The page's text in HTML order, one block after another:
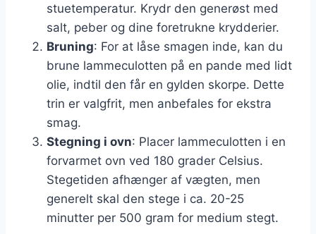
stuetemperatur. Krydr den generøst med
salt, peber og dine foretrukne krydderier.
Bruning: For at låse smagen inde, kan du
brune lammeculotten på en pande med lidt
olie, indtil den får en gylden skorpe. Dette
trin er valgfrit, men anbefales for ekstra
smag.
Stegning i ovn: Placer lammeculotten i en
forvarmet ovn ved 180 grader Celsius.
Stegetiden afhænger af vægten, men
generelt skal den stege i ca. 20-25
minutter per 500 gram for medium stegt.